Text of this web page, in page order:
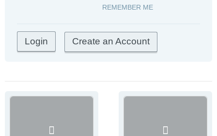
REMEMBER ME
Create an Account